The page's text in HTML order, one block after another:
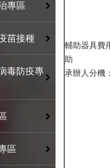
專區
苗接種
毒防疫專
區
輔助器具費
助
承辦人分機